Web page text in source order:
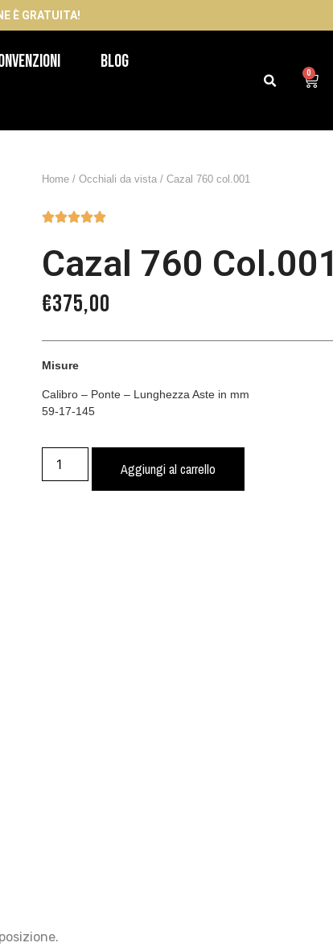
È GRATUITA!
Blog
0
Home/ Occhiali da vista/ Cazal 760 col.001

Cazal 760 Col.001
€375,00
Misure
Calibro – Ponte – Lunghezza Aste in mm
59-17-145
Aggiungi al carrello